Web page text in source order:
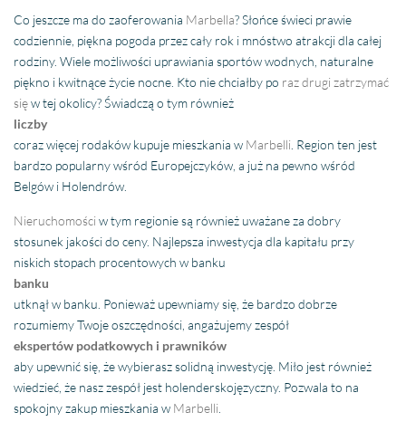
Co jeszcze ma do zaoferowania Marbella? Słońce świeci prawie
codziennie, piękna pogoda przez cały rok i mnóstwo atrakcji dla całej
rodziny. Wiele możliwości uprawiania sportów wodnych, naturalne
piękno i kwitnące życie nocne. Kto nie chciałby po raz drugi zatrzymać
sięw tej okolicy? Świadczą o tym również
liczby
coraz więcej rodaków kupuje mieszkania w Marbelli . Region ten jest
bardzo popularny wśród Europejczyków, a już na pewno wśród
Belgów i Holendrów.
Nieruchomości w tym regionie są również uważane za dobry
stosunek jakości do ceny. Najlepsza inwestycja dla kapitału przy
niskich stopach procentowych w banku
banku
utknął w banku. Ponieważ upewniamy się, że bardzo dobrze
rozumiemy Twoje oszczędności, angażujemy zespół
ekspertów podatkowych i prawników
aby upewnić się, że wybierasz solidną inwestycję. Miło jest również
wiedzieć, że nasz zespół jest holenderskojęzyczny. Pozwala to na
spokojny zakup mieszkania w Marbelli